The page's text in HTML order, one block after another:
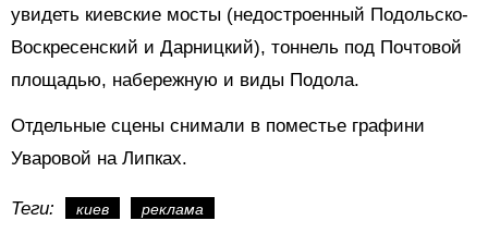
увидеть киевские мосты (недостроенный Подольско-
Воскресенский и Дарницкий), тоннель под Почтовой
площадью, набережную и виды Подола.
Отдельные сцены снимали в поместье графини
Уваровой на Липках.
Теги: киев реклама